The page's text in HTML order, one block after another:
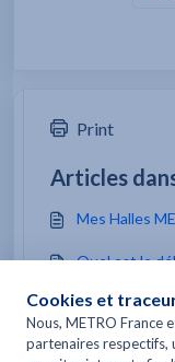
Print
Articles
Mes Halles
Quel est le
Vous
Tout savoir